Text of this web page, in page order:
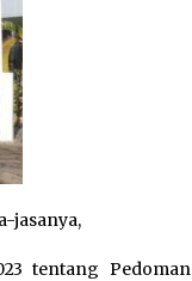
jasanya,
tentang Pedoman